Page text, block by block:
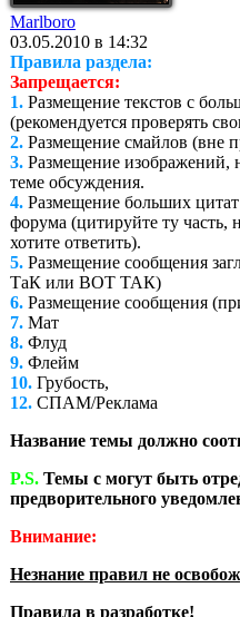
Marlboro
03.05.2010 в 14:32
Правила раздела:
Запрещается:
1. Размещение текстов с
(рекомендуется проверять
2. Размещение смайлов (вне
3. Размещение изображений,
теме обсуждения.
4. Размещение больших
форума (цитируйте ту часть,
хотите ответить).
5. Размещение сообщения
ТаК или ВОТ ТАК)
6. Размещение сообщения
7. Мат
8. Флуд
9. Флейм
10. Грубость,
12. СПАМ/Реклама
Название темы должно
P.S. Темы с могут быть
предворительного
Внимание:
Незнание правил не
Правила в разработке!